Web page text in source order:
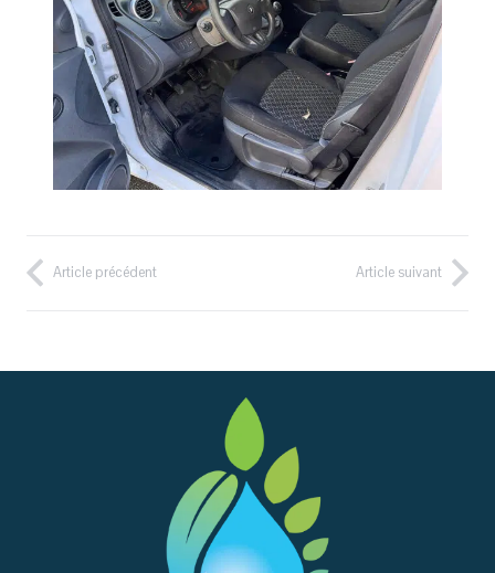
Article précédent Article suivant